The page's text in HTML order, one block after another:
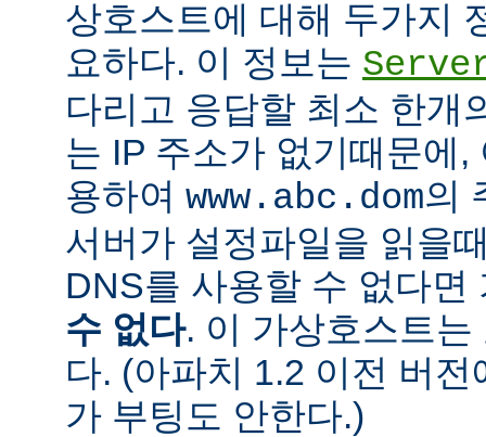
상호스트에 대해 두가지
요하다. 이 정보는
다리고 응답할 최소 한개
는 IP 주소가 없기때문에
용하여 www.abc.dom의
서버가 설정파일을 읽을
DNS를 사용할 수 없다
수 없다. 이 가상호스트
다. (아파치 1.2 이전 버
가 부팅도 안한다.)